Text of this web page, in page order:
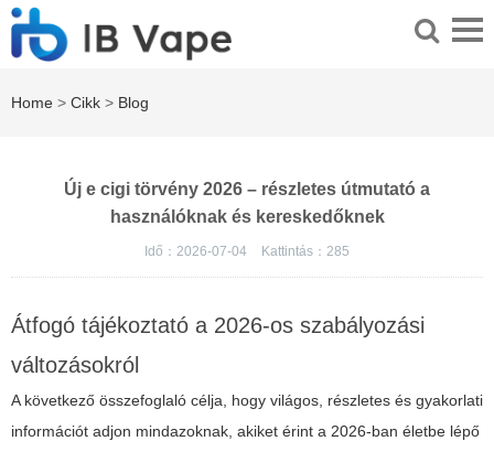
Home > Cikk > Blog
Új e cigi törvény 2026 – részletes útmutató a
használóknak és kereskedőknek
Idő：2026-07-04 Kattintás： 285
Átfogó tájékoztató a 2026-os szabályozási
változásokról
A következő összefoglaló célja, hogy világos, részletes és gyakorlati
információt adjon mindazoknak, akiket érint a 2026-ban életbe lépő